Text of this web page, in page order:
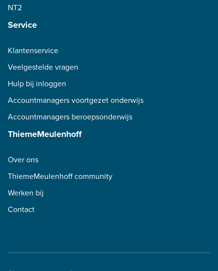
NT2
Service
Klantenservice
Veelgestelde vragen
Hulp bij inloggen
Accountmanagers voortgezet onderwijs
Accountmanagers beroepsonderwijs
ThiemeMeulenhoff
Over ons
ThiemeMeulenhoff community
Werken bij
Contact